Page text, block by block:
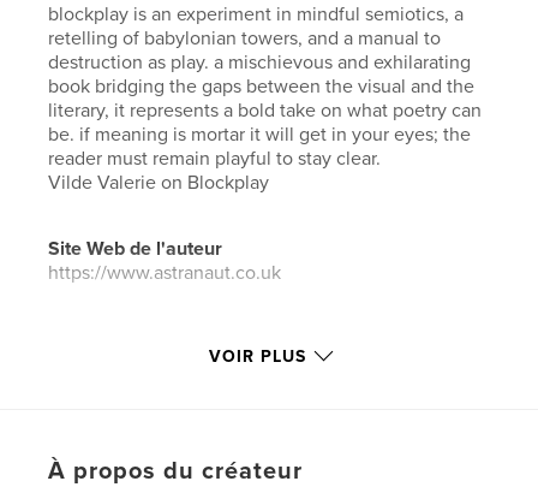
blockplay is an experiment in mindful semiotics, a
retelling of babylonian towers, and a manual to
destruction as play. a mischievous and exhilarating
book bridging the gaps between the visual and the
literary, it represents a bold take on what poetry can
be. if meaning is mortar it will get in your eyes; the
reader must remain playful to stay clear.
Vilde Valerie on Blockplay
Site Web de l'auteur
https://www.astranaut.co.uk
Caractéristiques et détails
Format choisi:13×20 cm
VOIR PLUS
À propos du créateur